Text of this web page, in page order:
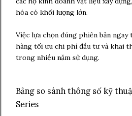
hóa có khối lượng lớn.
Việc lựa chọn đúng phiên bản
hàng tối ưu chi phí đầu tư và khai
trong nhiều năm sử dụng.
Bảng so sánh thông số kỹ
Series